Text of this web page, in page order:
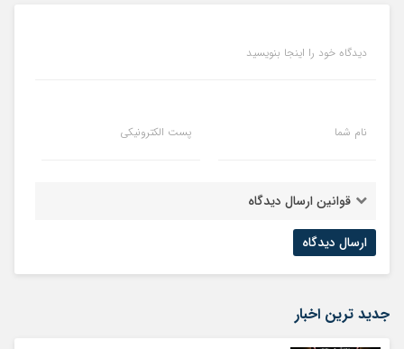
دیدگاه خود را اینجا بنویسید
نام شما پست الکترونیکی
قوانین ارسال دیدگاه
جدید ترین اخبار